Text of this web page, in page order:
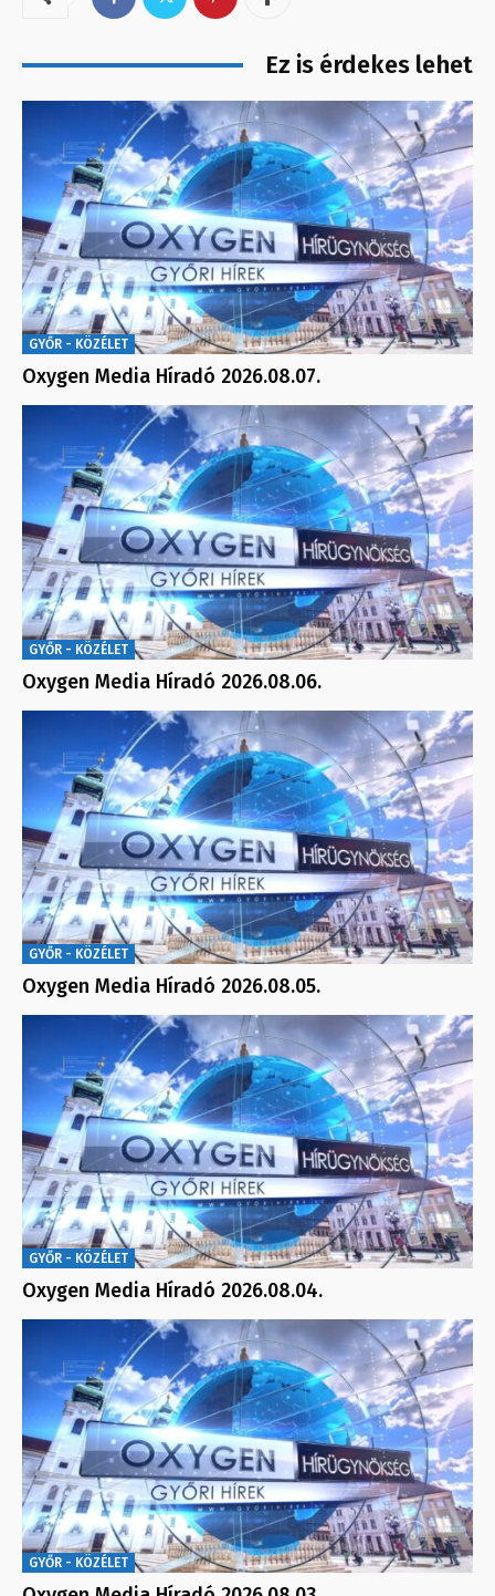
Ez is érdekes lehet
GYŐR - KÖZÉLET
Oxygen Media Híradó 2026.08.07.
GYŐR - KÖZÉLET
Oxygen Media Híradó 2026.08.06.
GYŐR - KÖZÉLET
Oxygen Media Híradó 2026.08.05.
GYŐR - KÖZÉLET
Oxygen Media Híradó 2026.08.04.
GYŐR - KÖZÉLET